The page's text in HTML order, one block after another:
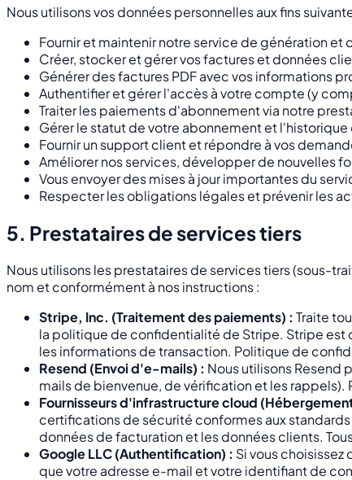
Nous utilisons vos données personnelles aux fins
Fournir et maintenir notre service de génération et
Créer, stocker et gérer vos factures et données
Générer des factures PDF avec vos informations
Authentifier et gérer l'accès à votre compte (y
Traiter les paiements d'abonnement via notre
Gérer le statut de votre abonnement et
Fournir un support client et répondre à vos
Améliorer nos services, développer de nouvelles
Vous envoyer des mises à jour importantes du
Respecter les obligations légales et prévenir les
5. Prestataires de services tiers
Nous utilisons les prestataires de services tiers (sous-
nom et conformément à nos instructions :
Stripe, Inc. (Traitement des paiements) : Traite
la politique de confidentialité de Stripe. Stripe
les informations de transaction. Politique de
Resend (Envoi d'e-mails) : Nous utilisons Resend
mails de bienvenue, de vérification et les
Fournisseurs d'infrastructure cloud
certifications de sécurité conformes aux
données de facturation et les données clients.
Google LLC (Authentification) : Si vous
que votre adresse e-mail et votre identifiant de